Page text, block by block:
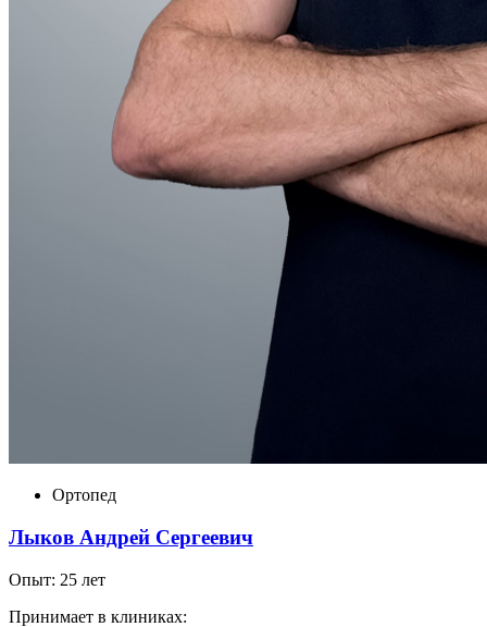
Ортопед
Лыков Андрей Сергеевич
Опыт: 25 лет
Принимает в клиниках: